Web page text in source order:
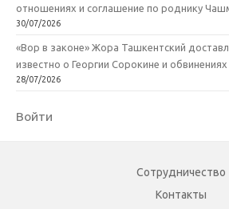
отношениях и соглашение по роднику
30/07/2026
«Вор в законе» Жора Ташкентский
известно о Георгии Сорокине и
28/07/2026
Войти
Сотрудничество
Контакты